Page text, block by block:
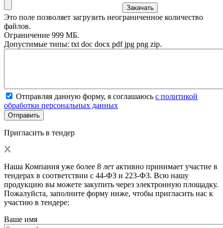
Это поле позволяет загрузить неограниченное количество
файлов.
Ограничение 999 МБ.
Допустимые типы: txt doc docx pdf jpg png zip.
Отправляя данную форму, я соглашаюсь с политикой
обработки персональных данных
Пригласить в тендер
Наша Компания уже более 8 лет активно принимает участие в
тендерах в соответствии с 44-ФЗ и 223-ФЗ. Всю нашу
продукцию вы можете закупить через электронную площадку.
Пожалуйста, заполните форму ниже, чтобы пригласить нас к
участию в тендере:
Ваше имя